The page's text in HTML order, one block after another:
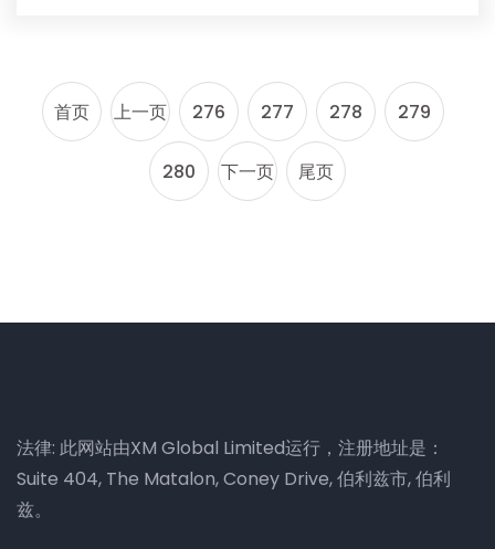
首页 上一页 276 277 278 279
280 下一页 尾页
法律: 此网站由XM Global Limited运行，注册地址是：
Suite 404, The Matalon, Coney Drive, 伯利兹市, 伯利
兹。